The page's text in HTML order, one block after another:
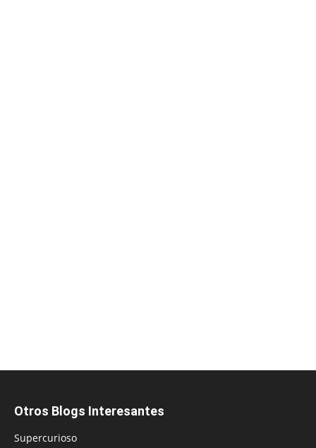
Otros Blogs Interesantes
Supercurioso